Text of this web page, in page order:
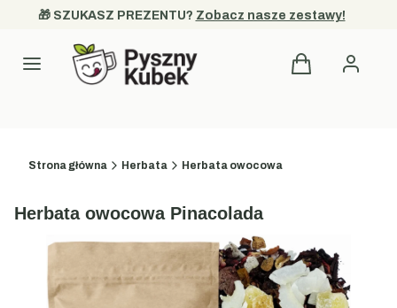
🎁 SZUKASZ PREZENTU? Zobacz nasze zestawy!
Kategorie Produkty w
Strona główna Herbata Herbata owocowa
Herbata owocowa Pinacolada